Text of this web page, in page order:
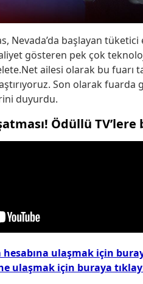
Nevada’da başlayan
gösteren pek çok
ailesi olarak bu fuarı
Son olarak fuarda
duyurdu.
Ödüllü TV’lere
ulaşmak için
ulaşmak için buraya